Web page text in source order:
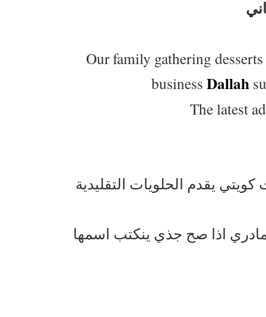
Our family gathering
business Dallah
The latest
يقدم الحلويات التقليدية
مادري اذا صح جذي ينكتب اسمها